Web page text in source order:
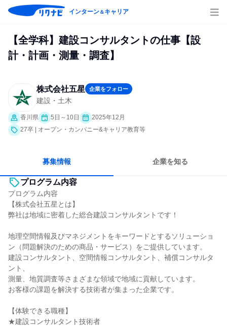
インターン＆キャリア
【全学科】建設コンサルタントの仕事【設
計・計画・測量・調査】
株式会社五星 企業をフォロー
建設・土木
香川県 5日～10日
2025年12月
27卒 | オープン・カンパニー&キャリア教育等
募集情報 企業を知る
プログラム内容
プログラム内容
【株式会社五星とは】
弊社は地域に密着した総合建設コンサルタントです！
地理空間情報及びマネジメントをキーワードとするソリューショ
ン（問題解決のための商品・サービス）をご提供しています。
建設コンサルタント、空間情報コンサルタント、補償コンサルタ
ント、
測量、地質調査等さまざまな領域で地域に貢献しています。
お客様の課題を解決する技術者が集まった企業です。
【体験できる職種】
★建設コンサルタント技術者